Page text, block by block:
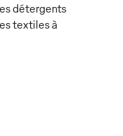
détergents
textiles à